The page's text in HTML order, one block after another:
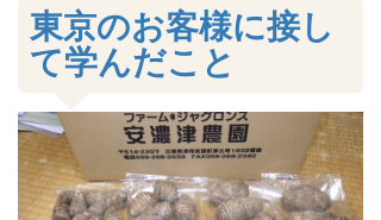
東京のお客様に接し
て学んだこと